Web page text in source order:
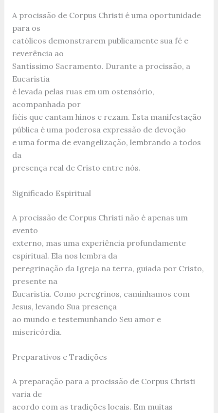
A procissão de Corpus Christi é uma oportunidade
para os
católicos demonstrarem publicamente sua fé e
reverência ao
Santíssimo Sacramento. Durante a procissão, a
Eucaristia
é levada pelas ruas em um ostensório,
acompanhada por
fiéis que cantam hinos e rezam. Esta manifestação
pública é uma poderosa expressão de devoção
e uma forma de evangelização, lembrando a todos
da
presença real de Cristo entre nós.
Significado Espiritual
A procissão de Corpus Christi não é apenas um
evento
externo, mas uma experiência profundamente
espiritual. Ela nos lembra da
peregrinação da Igreja na terra, guiada por Cristo,
presente na
Eucaristia. Como peregrinos, caminhamos com
Jesus, levando Sua presença
ao mundo e testemunhando Seu amor e
misericórdia.
Preparativos e Tradições
A preparação para a procissão de Corpus Christi
varia de
acordo com as tradições locais. Em muitas